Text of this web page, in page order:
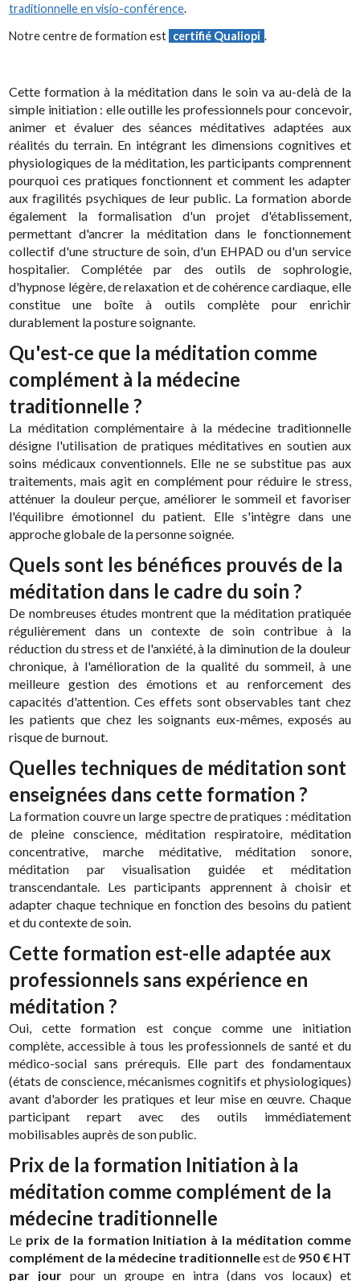
traditionnelle en visio-conférence.
Notre centre de formation est certifié Qualiopi .
Cette formation à la méditation dans le soin va au-delà de la
simple initiation : elle outille les professionnels pour concevoir,
animer et évaluer des séances méditatives adaptées aux
réalités du terrain. En intégrant les dimensions cognitives et
physiologiques de la méditation, les participants comprennent
pourquoi ces pratiques fonctionnent et comment les adapter
aux fragilités psychiques de leur public. La formation aborde
également la formalisation d'un projet d'établissement,
permettant d'ancrer la méditation dans le fonctionnement
collectif d'une structure de soin, d'un EHPAD ou d'un service
hospitalier. Complétée par des outils de sophrologie,
d'hypnose légère, de relaxation et de cohérence cardiaque, elle
constitue une boîte à outils complète pour enrichir
durablement la posture soignante.
Qu'est-ce que la méditation comme
complément à la médecine
traditionnelle ?
La méditation complémentaire à la médecine traditionnelle
désigne l'utilisation de pratiques méditatives en soutien aux
soins médicaux conventionnels. Elle ne se substitue pas aux
traitements, mais agit en complément pour réduire le stress,
atténuer la douleur perçue, améliorer le sommeil et favoriser
l'équilibre émotionnel du patient. Elle s'intègre dans une
approche globale de la personne soignée.
Quels sont les bénéfices prouvés de la
méditation dans le cadre du soin ?
De nombreuses études montrent que la méditation pratiquée
régulièrement dans un contexte de soin contribue à la
réduction du stress et de l'anxiété, à la diminution de la douleur
chronique, à l'amélioration de la qualité du sommeil, à une
meilleure gestion des émotions et au renforcement des
capacités d'attention. Ces effets sont observables tant chez
les patients que chez les soignants eux-mêmes, exposés au
risque de burnout.
Quelles techniques de méditation sont
enseignées dans cette formation ?
La formation couvre un large spectre de pratiques : méditation
de pleine conscience, méditation respiratoire, méditation
concentrative, marche méditative, méditation sonore,
méditation par visualisation guidée et méditation
transcendantale. Les participants apprennent à choisir et
adapter chaque technique en fonction des besoins du patient
et du contexte de soin.
Cette formation est-elle adaptée aux
professionnels sans expérience en
méditation ?
Oui, cette formation est conçue comme une initiation
complète, accessible à tous les professionnels de santé et du
médico-social sans prérequis. Elle part des fondamentaux
(états de conscience, mécanismes cognitifs et physiologiques)
avant d'aborder les pratiques et leur mise en œuvre. Chaque
participant repart avec des outils immédiatement
mobilisables auprès de son public.
Prix de la formation Initiation à la
méditation comme complément de la
médecine traditionnelle
Le prix de la formation Initiation à la méditation comme
complément de la médecine traditionnelleest de 950 € HT
par jour pour un groupe en intra (dans vos locaux) et